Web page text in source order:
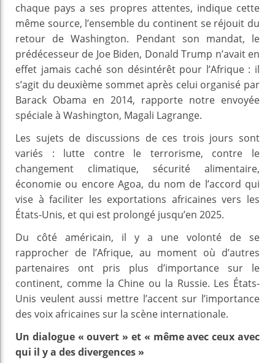
chaque pays a ses propres attentes, indique cette
même source, l’ensemble du continent se réjouit du
retour de Washington. Pendant son mandat, le
prédécesseur de Joe Biden, Donald Trump n’avait en
effet jamais caché son désintérêt pour l’Afrique : il
s’agit du deuxième sommet après celui organisé par
Barack Obama en 2014, rapporte notre envoyée
spéciale à Washington, Magali Lagrange.
Les sujets de discussions de ces trois jours sont
variés : lutte contre le terrorisme, contre le
changement climatique, sécurité alimentaire,
économie ou encore Agoa, du nom de l’accord qui
vise à faciliter les exportations africaines vers les
États-Unis, et qui est prolongé jusqu’en 2025.
Du côté américain, il y a une volonté de se
rapprocher de l’Afrique, au moment où d’autres
partenaires ont pris plus d’importance sur le
continent, comme la Chine ou la Russie. Les États-
Unis veulent aussi mettre l’accent sur l’importance
des voix africaines sur la scène internationale.
Un dialogue « ouvert » et « même avec ceux avec
qui il y a des divergences »